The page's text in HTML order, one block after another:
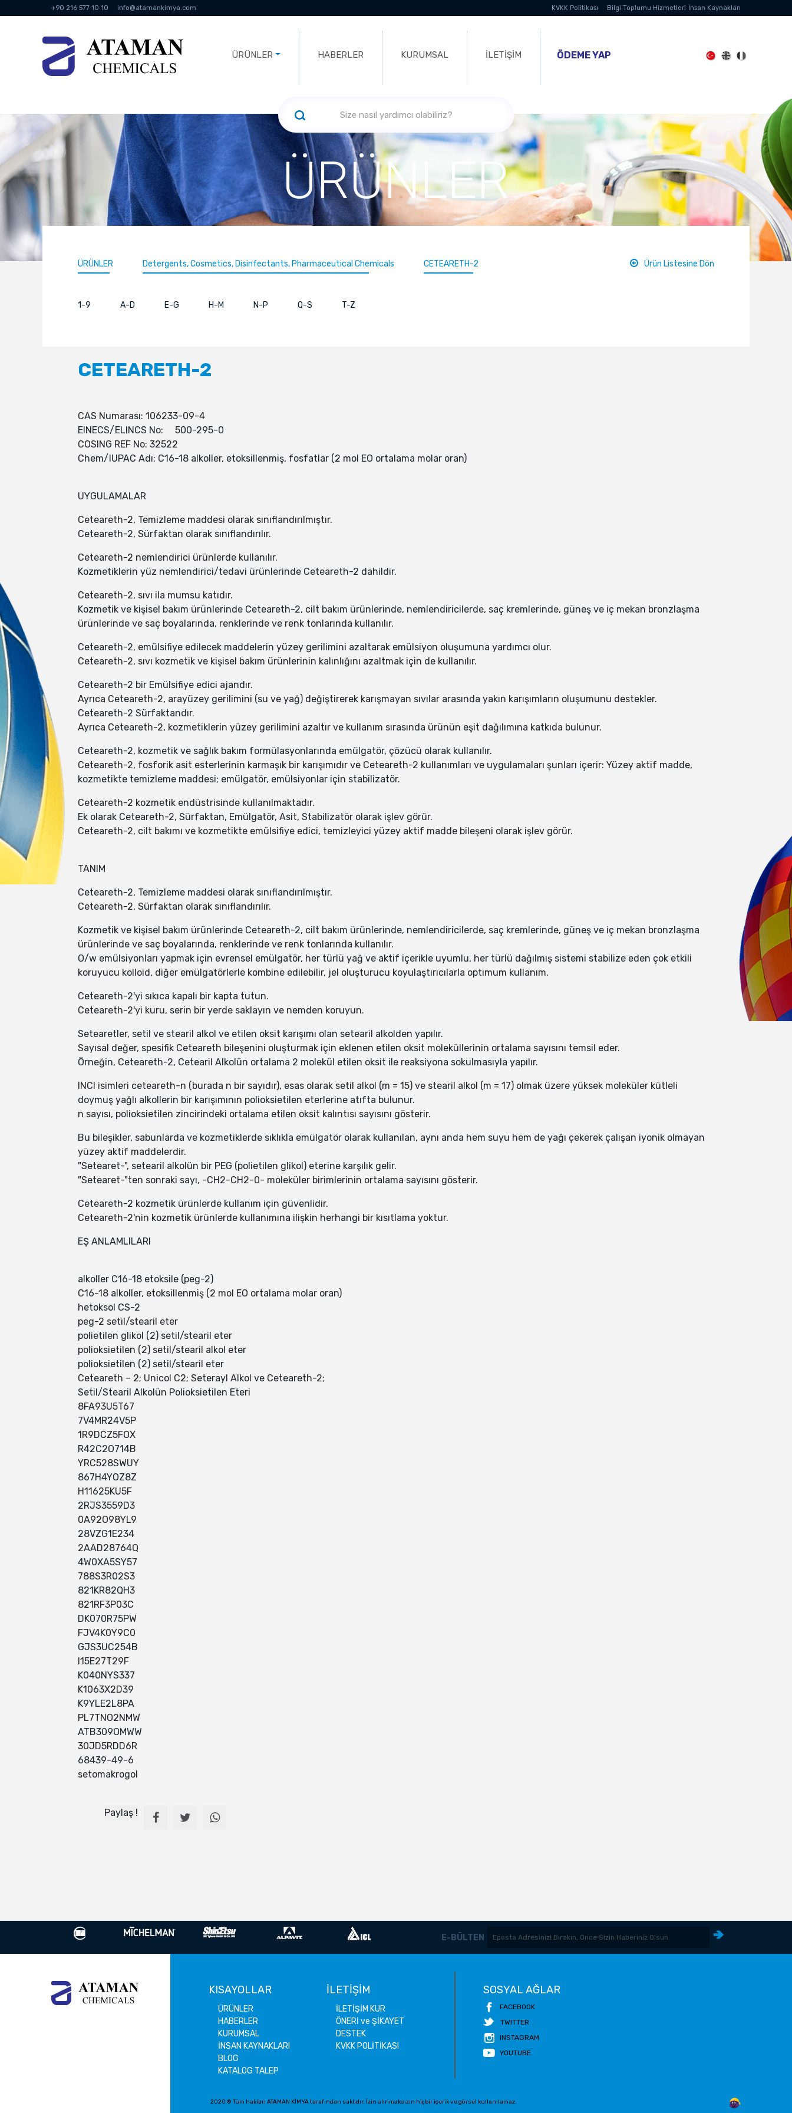
+90 216 577 10 10 info@atamankimya.com KVKK Politikası Bilgi Toplumu Hizmetleri İnsan Kaynakları
ÜRÜNLER HABERLER KURUMSAL İLETİŞİM ÖDEME YAP
ÜRÜNLER
ÜRÜNLER Detergents, Cosmetics, Disinfectants, Pharmaceutical Chemicals CETEARETH-2 Ürün Listesine Dön
1-9 A-D E-G H-M N-P Q-S T-Z
CETEARETH-2
CAS Numarası: 106233-09-4
EINECS/ELINCS No: 500-295-0
COSING REF No: 32522
Chem/IUPAC Adı: C16-18 alkoller, etoksillenmiş, fosfatlar (2 mol EO ortalama molar oran)
UYGULAMALAR
Ceteareth-2, Temizleme maddesi olarak sınıflandırılmıştır.
Ceteareth-2, Sürfaktan olarak sınıflandırılır.
Ceteareth-2 nemlendirici ürünlerde kullanılır.
Kozmetiklerin yüz nemlendirici/tedavi ürünlerinde Ceteareth-2 dahildir.
Ceteareth-2, sıvı ila mumsu katıdır.
Kozmetik ve kişisel bakım ürünlerinde Ceteareth-2, cilt bakım ürünlerinde, nemlendiricilerde, saç kremlerinde, güneş ve iç mekan bronzlaşma
ürünlerinde ve saç boyalarında, renklerinde ve renk tonlarında kullanılır.
Ceteareth-2, emülsifiye edilecek maddelerin yüzey gerilimini azaltarak emülsiyon oluşumuna yardımcı olur.
Ceteareth-2, sıvı kozmetik ve kişisel bakım ürünlerinin kalınlığını azaltmak için de kullanılır.
Ceteareth-2 bir Emülsifiye edici ajandır.
Ayrıca Ceteareth-2, arayüzey gerilimini (su ve yağ) değiştirerek karışmayan sıvılar arasında yakın karışımların oluşumunu destekler.
Ceteareth-2 Sürfaktandır.
Ayrıca Ceteareth-2, kozmetiklerin yüzey gerilimini azaltır ve kullanım sırasında ürünün eşit dağılımına katkıda bulunur.
Ceteareth-2, kozmetik ve sağlık bakım formülasyonlarında emülgatör, çözücü olarak kullanılır.
Ceteareth-2, fosforik asit esterlerinin karmaşık bir karışımıdır ve Ceteareth-2 kullanımları ve uygulamaları şunları içerir: Yüzey aktif madde,
kozmetikte temizleme maddesi; emülgatör, emülsiyonlar için stabilizatör.
Ceteareth-2 kozmetik endüstrisinde kullanılmaktadır.
Ek olarak Ceteareth-2, Sürfaktan, Emülgatör, Asit, Stabilizatör olarak işlev görür.
Ceteareth-2, cilt bakımı ve kozmetikte emülsifiye edici, temizleyici yüzey aktif madde bileşeni olarak işlev görür.
TANIM
Ceteareth-2, Temizleme maddesi olarak sınıflandırılmıştır.
Ceteareth-2, Sürfaktan olarak sınıflandırılır.
Kozmetik ve kişisel bakım ürünlerinde Ceteareth-2, cilt bakım ürünlerinde, nemlendiricilerde, saç kremlerinde, güneş ve iç mekan bronzlaşma
ürünlerinde ve saç boyalarında, renklerinde ve renk tonlarında kullanılır.
O/w emülsiyonları yapmak için evrensel emülgatör, her türlü yağ ve aktif içerikle uyumlu, her türlü dağılmış sistemi stabilize eden çok etkili
koruyucu kolloid, diğer emülgatörlerle kombine edilebilir, jel oluşturucu koyulaştırıcılarla optimum kullanım.
Ceteareth-2'yi sıkıca kapalı bir kapta tutun.
Ceteareth-2'yi kuru, serin bir yerde saklayın ve nemden koruyun.
Setearetler, setil ve stearil alkol ve etilen oksit karışımı olan setearil alkolden yapılır.
Sayısal değer, spesifik Ceteareth bileşenini oluşturmak için eklenen etilen oksit moleküllerinin ortalama sayısını temsil eder.
Örneğin, Ceteareth-2, Cetearil Alkolün ortalama 2 molekül etilen oksit ile reaksiyona sokulmasıyla yapılır.
INCI isimleri ceteareth-n (burada n bir sayıdır), esas olarak setil alkol (m = 15) ve stearil alkol (m = 17) olmak üzere yüksek moleküler kütleli
doymuş yağlı alkollerin bir karışımının polioksietilen eterlerine atıfta bulunur.
n sayısı, polioksietilen zincirindeki ortalama etilen oksit kalıntısı sayısını gösterir.
Bu bileşikler, sabunlarda ve kozmetiklerde sıklıkla emülgatör olarak kullanılan, aynı anda hem suyu hem de yağı çekerek çalışan iyonik olmayan
yüzey aktif maddelerdir.
"Setearet-", setearil alkolün bir PEG (polietilen glikol) eterine karşılık gelir.
"Setearet-"ten sonraki sayı, -CH2-CH2-0- moleküler birimlerinin ortalama sayısını gösterir.
Ceteareth-2 kozmetik ürünlerde kullanım için güvenlidir.
Ceteareth-2'nin kozmetik ürünlerde kullanımına ilişkin herhangi bir kısıtlama yoktur.
EŞ ANLAMLILARI
alkoller C16-18 etoksile (peg-2)
C16-18 alkoller, etoksillenmiş (2 mol EO ortalama molar oran)
hetoksol CS-2
peg-2 setil/stearil eter
polietilen glikol (2) setil/stearil eter
polioksietilen (2) setil/stearil alkol eter
polioksietilen (2) setil/stearil eter
Ceteareth – 2; Unicol C2; Seterayl Alkol ve Ceteareth-2;
Setil/Stearil Alkolün Polioksietilen Eteri
8FA93U5T67
7V4MR24V5P
1R9DCZ5FOX
R42C2O714B
YRC528SWUY
867H4YOZ8Z
H11625KU5F
2RJS3559D3
0A92O98YL9
28VZG1E234
2AAD28764Q
4W0XA5SY57
788S3R02S3
821KR82QH3
821RF3P03C
DK070R75PW
FJV4K0Y9C0
GJS3UC254B
I15E27T29F
K040NYS337
K1063X2D39
K9YLE2L8PA
PL7TNO2NMW
ATB309OMWW
30JD5RDD6R
68439-49-6
setomakrogol
Paylaş !
E-BÜLTEN
KISAYOLLAR
ÜRÜNLER
HABERLER
KURUMSAL
İNSAN KAYNAKLARI
BLOG
KATALOG TALEP
İLETİŞİM
İLETİŞİM KUR
ÖNERİ ve ŞİKAYET
DESTEK
KVKK POLİTİKASI
SOSYAL AĞLAR
FACEBOOK
TWITTER
INSTAGRAM
YOUTUBE
2020 © Tüm hakları ATAMAN KİMYA tarafından saklıdır. İzin alınmaksızın hiçbir içerik ve görsel kullanılamaz.